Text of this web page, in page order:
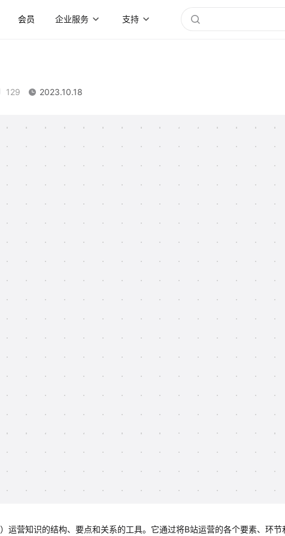
会员 企业服务 支持
129 2023.10.18
运营知识的结构、要点和关系的工具。它通过将B站运营的各个要素、环节